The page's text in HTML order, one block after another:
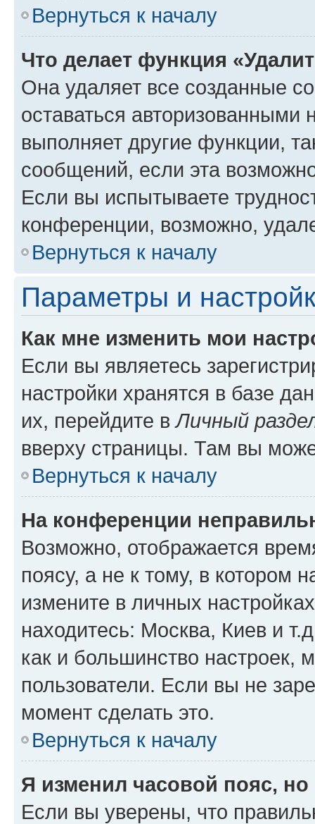
Вернуться к началу
Что делает функция
Она удаляет все созданные
оставаться авторизованными
выполняет другие функции,
сообщений, если эта
Если вы испытываете
конференции, возможно,
Вернуться к началу
Параметры и
Как мне изменить мои
Если вы являетесь
настройки хранятся в базе
их, перейдите вЛичный
вверху страницы. Там вы
Вернуться к началу
На конференции
Возможно, отображается
поясу, а не к тому, в котором
измените в личных
находитесь: Москва, Киев и
как и большинство настроек,
пользователи. Если вы не
момент сделать это.
Вернуться к началу
Я изменил часовой пояс,
Если вы уверены, что